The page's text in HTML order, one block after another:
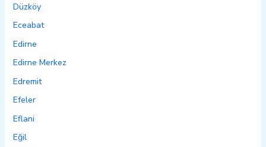
Düzköy
Eceabat
Edirne
Edirne Merkez
Edremit
Efeler
Eflani
Eğil